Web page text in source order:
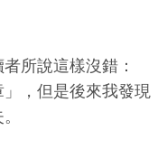
所說這樣沒錯：
，但是後來我發現